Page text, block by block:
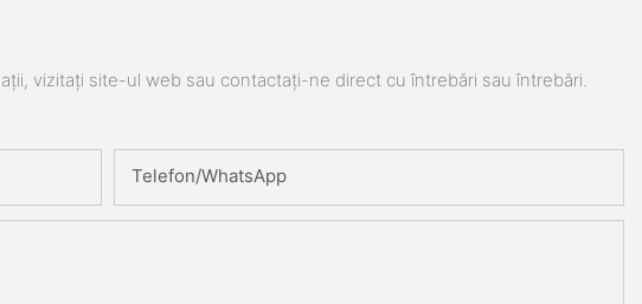
vizitați site-ul web sau contactați-ne direct cu întrebări sau întrebări.
Telefon/WhatsApp